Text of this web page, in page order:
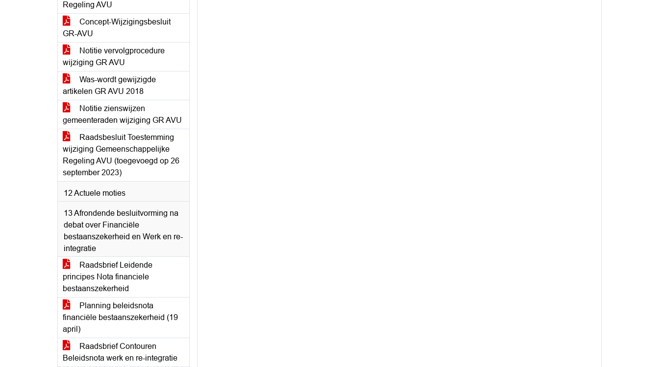
Regeling AVU
Concept-Wijzigingsbesluit
GR-AVU
Notitie vervolgprocedure
wijziging GR AVU
Was-wordt gewijzigde
artikelen GR AVU 2018
Notitie zienswijzen
gemeenteraden wijziging GR AVU
Raadsbesluit Toestemming
wijziging Gemeenschappelijke
Regeling AVU (toegevoegd op 26
september 2023)
12 Actuele moties
13 Afrondende besluitvorming na
debat over Financiële
bestaanszekerheid en Werk en re-
integratie
Raadsbrief Leidende
principes Nota financiele
bestaanszekerheid
Planning beleidsnota
financiële bestaanszekerheid (19
april)
Raadsbrief Contouren
Beleidsnota werk en re-integratie